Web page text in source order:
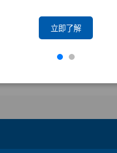
立即了解
前往公開資訊觀測站(中文